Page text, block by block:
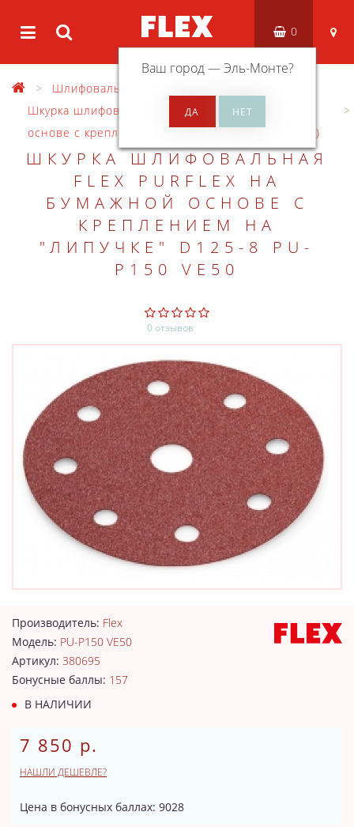
Ваш город —Эль-Монте?
0
Шлифовальный материал
Шкурка шлифовальная PURFLEX на бумажной
основе с креплением на «липучке» 125 Ø (9 отв.)
ШКУРКА ШЛИФОВАЛЬНАЯ
FLEX PURFLEX НА
БУМАЖНОЙ ОСНОВЕ С
КРЕПЛЕНИЕМ НА
"ЛИПУЧКЕ" D125-8 PU-
P150 VE50
0 отзывов
Производитель: Flex
Модель: PU-P150 VE50
Артикул: 380695
Бонусные баллы: 157
В НАЛИЧИИ
7 850 р.
НАШЛИ ДЕШЕВЛЕ?
Цена в бонусных баллах: 9028